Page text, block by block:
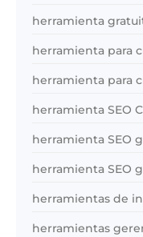
herramienta
herramienta para
herramienta para
herramienta SEO
herramienta SEO
herramienta SEO
herramientas de
herramientas